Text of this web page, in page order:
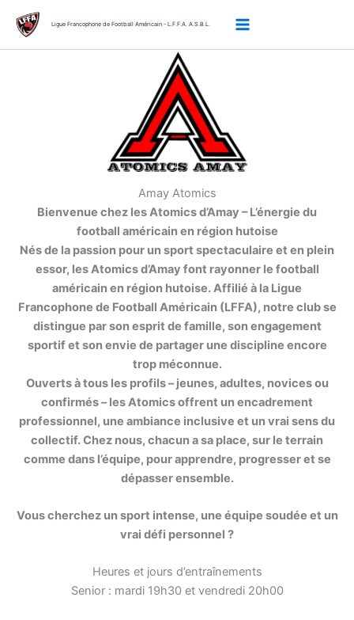
contenu
Ligue Francophone de Football Américain - L.F.F.A. A.S.B.L.
Amay Atomics
Bienvenue chez les Atomics d’Amay – L’énergie du
football américain en région hutoise
Nés de la passion pour un sport spectaculaire et en plein
essor, les Atomics d’Amay font rayonner le football
américain en région hutoise. Affilié à la Ligue
Francophone de Football Américain (LFFA), notre club se
distingue par son esprit de famille, son engagement
sportif et son envie de partager une discipline encore
trop méconnue.
Ouverts à tous les profils – jeunes, adultes, novices ou
confirmés – les Atomics offrent un encadrement
professionnel, une ambiance inclusive et un vrai sens du
collectif. Chez nous, chacun a sa place, sur le terrain
comme dans l’équipe, pour apprendre, progresser et se
dépasser ensemble.
Vous cherchez un sport intense, une équipe soudée et un
vrai défi personnel ?
Heures et jours d’entraînements
Senior : mardi 19h30 et vendredi 20h00